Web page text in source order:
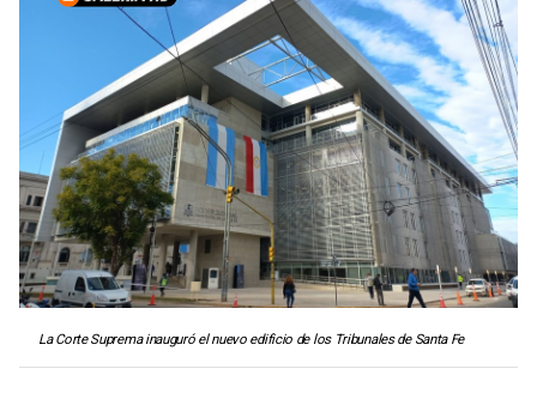
La Corte Suprema inauguró el nuevo edificio de los Tribunales de Santa Fe